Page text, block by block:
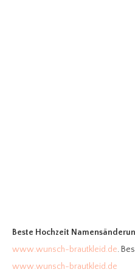
Beste Hochzeit
www.wunsch-brautkleid.de.
www.wunsch-brautkleid.de